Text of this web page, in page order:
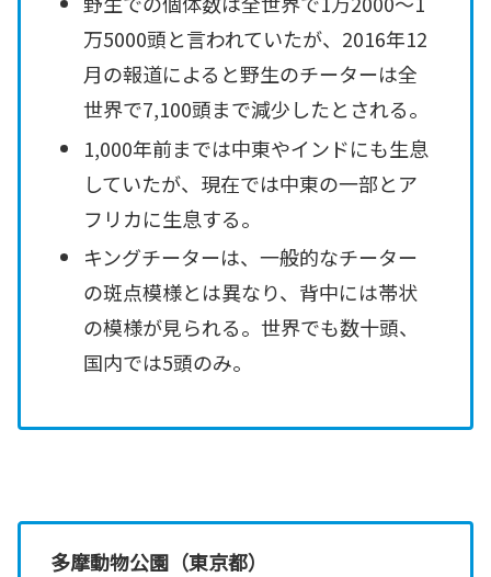
万5000頭と言われていたが、2016年12
月の報道によると野生のチーターは全
世界で7,100頭まで減少したとされる。
1,000年前までは中東やインドにも生息
していたが、現在では中東の一部とア
フリカに生息する。
キングチーターは、一般的なチーター
の斑点模様とは異なり、背中には帯状
の模様が見られる。世界でも数十頭、
国内では5頭のみ。
多摩動物公園（東京都）